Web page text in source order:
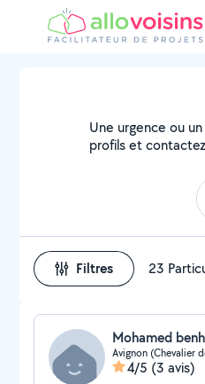
Une urgence ou
profils et
Filtres 23
Mohamed
4/5 (3 avis)